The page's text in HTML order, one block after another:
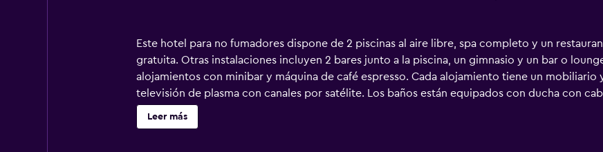
Este hotel para no fumadores dispone de 2 piscinas al aire libre, spa completo y un
gratuita. Otras instalaciones incluyen 2 bares junto a la piscina, un gimnasio y un bar o
alojamientos con minibar y máquina de café espresso. Cada alojamiento tiene un
televisión de plasma con canales por satélite. Los baños están equipados con ducha con
personal gratuitos y secador de pelo. Los huéspedes pueden navegar por la web gracias a
servicios para las personas de negocios incluyen cajas fuertes y teléfono. Se ofrece servicio
Leer más